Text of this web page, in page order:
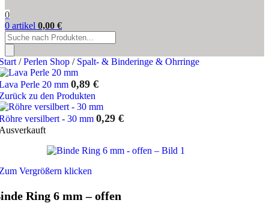
0
0 artikel 0,00 €
Products
search
/ Perlen Shop / Spalt- & Binderinge & Ohrringe
Perle 20 mm 0,89 €
zu den Produkten
versilbert - 30 mm 0,29 €
Vergrößern klicken
Ring 6 mm – offen